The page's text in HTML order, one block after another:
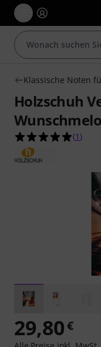
Klassische Noten
Holzschuh
5.0
(1 )
29,80€